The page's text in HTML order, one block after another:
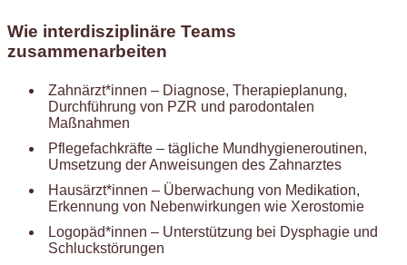
Wie interdisziplinäre Teams
zusammenarbeiten
Zahnärzt*innen – Diagnose, Therapieplanung,
Durchführung von PZR und parodontalen
Maßnahmen
Pflegefachkräfte – tägliche Mundhygieneroutinen,
Umsetzung der Anweisungen des Zahnarztes
Hausärzt*innen – Überwachung von Medikation,
Erkennung von Nebenwirkungen wie Xerostomie
Logopäd*innen – Unterstützung bei Dysphagie und
Schluckstörungen